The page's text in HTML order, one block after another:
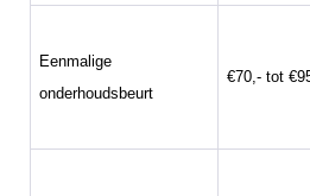
Eenmalige
onderhoudsbeurt
€70,- tot